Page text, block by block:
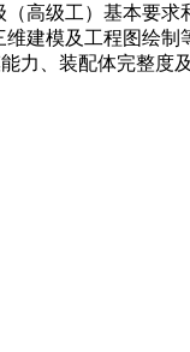
级工）基本要求
建模及工程图绘
力、装配体完整度